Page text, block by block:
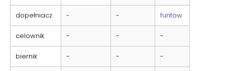
dopełniacz - - funtow
celownik - - -
biernik - - -